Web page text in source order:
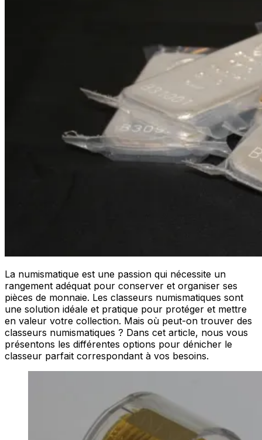
La numismatique est une passion qui nécessite un
rangement adéquat pour conserver et organiser ses
pièces de monnaie. Les classeurs numismatiques sont
une solution idéale et pratique pour protéger et mettre
en valeur votre collection. Mais où peut-on trouver des
classeurs numismatiques ? Dans cet article, nous vous
présentons les différentes options pour dénicher le
classeur parfait correspondant à vos besoins.